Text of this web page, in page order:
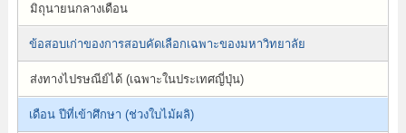
มิถุนายนกลางเดือน
ข้อสอบเก่าของการสอบคัดเลือกเฉพาะของมหาวิทยาลัย
ส่งทางไปรษณีย์ได้ (เฉพาะในประเทศญี่ปุ่น)
เดือน ปีที่เข้าศึกษา (ช่วงใบไม้ผลิ)